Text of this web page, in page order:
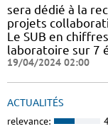
sera dédié à la
projets
Le SUB en
laboratoire sur 7
19/04/2024 02:00
ACTUALITÉS
relevance: